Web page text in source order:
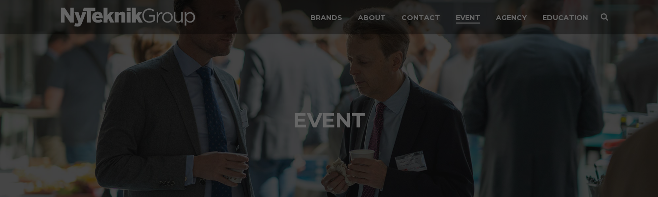
BRANDS ABOUT CONTACT EVENT AGENCY EDUCATION
EVENT